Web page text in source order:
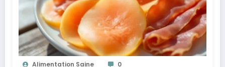
Alimentation Saine 0